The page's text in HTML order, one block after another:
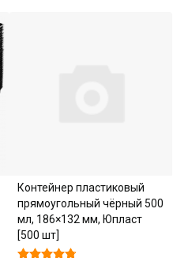
Контейнер пластиковый
прямоугольный чёрный 500
мл, 186×132 мм, Юпласт
[500 шт]